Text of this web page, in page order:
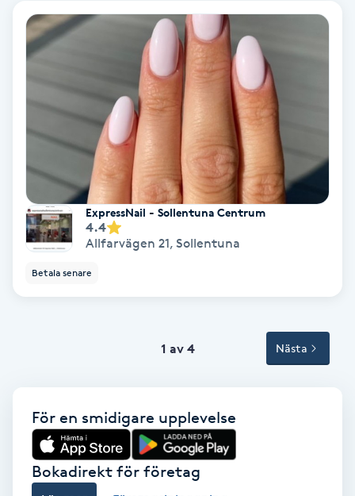
Spa-manikyr
Sugaring
Svensk massage
Svettbehandling
Tandblekning
ExpressNail - Sollentuna Centrum
4.4
Allfarvägen 21, Sollentuna
Betala senare
1 av 4 Nästa
För en smidigare upplevelse
Bokadirekt för företag